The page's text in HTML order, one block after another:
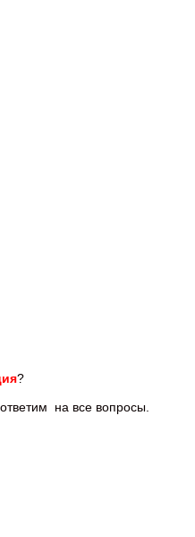
?
на все вопросы.